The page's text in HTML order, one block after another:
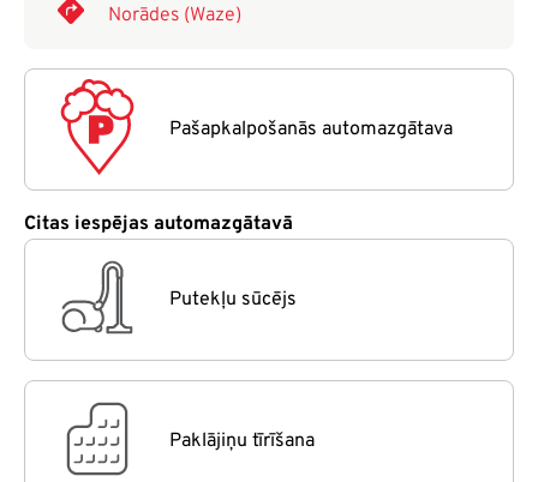
Norādes (Waze)
Pašapkalpošanās automazgātava
Citas iespējas automazgātavā
Putekļu sūcējs
Paklājiņu tīrīšana